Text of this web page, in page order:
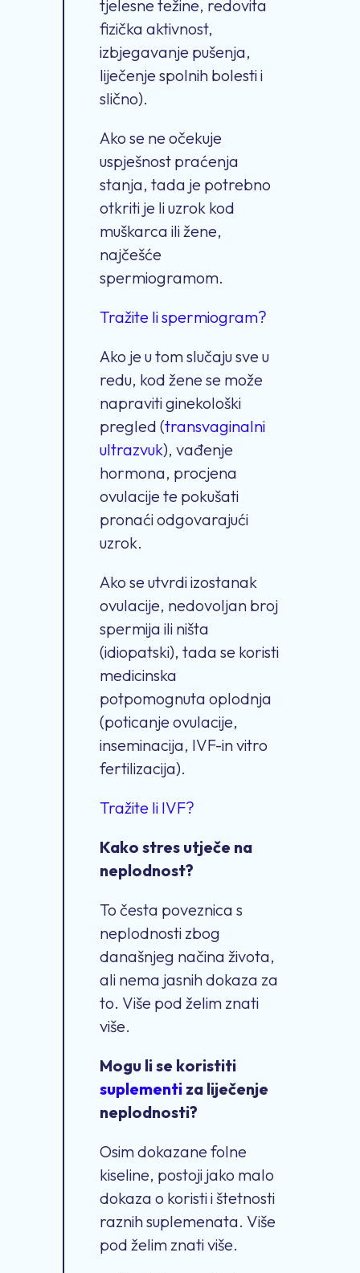
tjelesne težine, redovita
fizička aktivnost,
izbjegavanje pušenja,
liječenje spolnih bolesti i
slično).
Ako se ne očekuje
uspješnost praćenja
stanja, tada je potrebno
otkriti je li uzrok kod
muškarca ili žene,
najčešće
spermiogramom.
Tražite li spermiogram?
Ako je u tom slučaju sve u
redu, kod žene se može
napraviti ginekološki
pregled (transvaginalni
ultrazvuk), vađenje
hormona, procjena
ovulacije te pokušati
pronaći odgovarajući
uzrok.
Ako se utvrdi izostanak
ovulacije, nedovoljan broj
spermija ili ništa
(idiopatski), tada se koristi
medicinska
potpomognuta oplodnja
(poticanje ovulacije,
inseminacija, IVF-in vitro
fertilizacija).
Tražite li IVF?
Kako stres utječe na
neplodnost?
To česta poveznica s
neplodnosti zbog
današnjeg načina života,
ali nema jasnih dokaza za
to. Više pod želim znati
više.
Mogu li se koristiti
suplementi za liječenje
neplodnosti?
Osim dokazane folne
kiseline, postoji jako malo
dokaza o koristi i štetnosti
raznih suplemenata. Više
pod želim znati više.